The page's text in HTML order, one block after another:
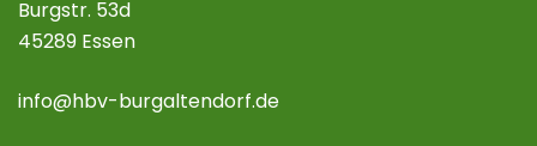
Burgstr. 53d
45289 Essen
info@hbv-burgaltendorf.de